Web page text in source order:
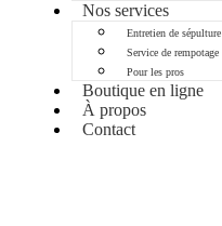
Nos services
Entretien de sépulture
Service de rempotage
Pour les pros
Boutique en ligne
À propos
Contact